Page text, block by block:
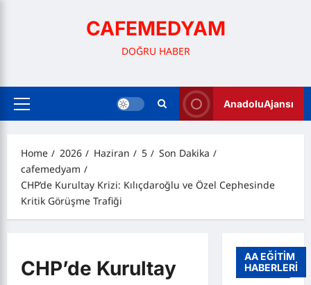
CAFEMEDYAM
DOĞRU HABER
Primary
AnadoluAjansı
Home 2026 Haziran 5
Son Dakika
cafemedyam
CHP’de Kurultay Krizi: Kılıçdaroğlu ve Özel Cephesinde
Kritik Görüşme Trafiği
CHP’de Kurultay
AA EĞİTİM
HABERLERİ